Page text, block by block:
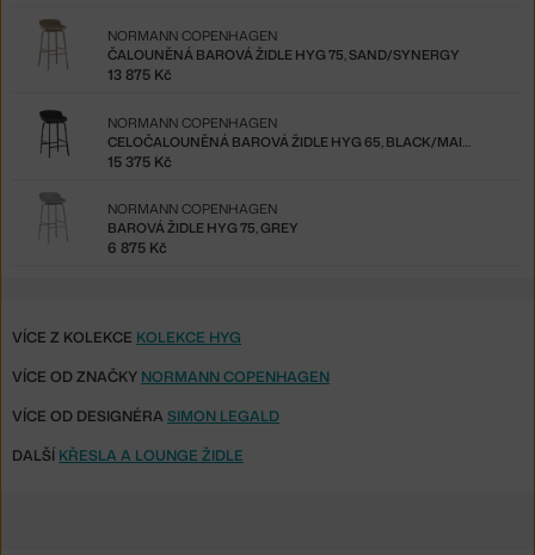
ČALOUNĚNÁ BAROVÁ ŽIDLE HYG 75, SAND/SYNERGY
NORMANN COPENHAGEN
13 875 Kč
CELOČALOUNĚNÁ BAROVÁ ŽIDLE HYG 65, BLACK/MAIN LINE FLAX
NORMANN COPENHAGEN
15 375 Kč
BAROVÁ ŽIDLE HYG 75, GREY
NORMANN COPENHAGEN
6 875 Kč
VÍCE Z KOLEKCE KOLEKCE HYG
VÍCE OD ZNAČKY NORMANN COPENHAGEN
VÍCE OD DESIGNÉRA SIMON LEGALD
DALŠÍ KŘESLA A LOUNGE ŽIDLE